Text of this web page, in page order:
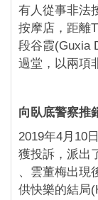
有人從事非法
按摩店，距離
段谷霞(Guxia
過堂，以兩項
向臥底警察推
2019年4月10
獲投訴，派出
、雲董梅出現
供快樂的結局